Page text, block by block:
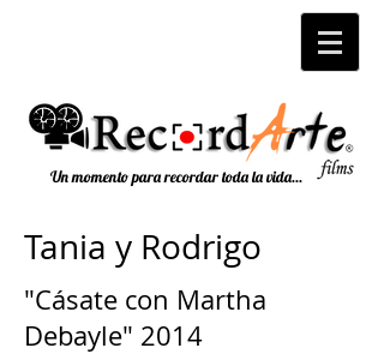
Un momento para recordar toda la vida...
Tania y Rodrigo
"Cásate con Martha
Debayle" 2014